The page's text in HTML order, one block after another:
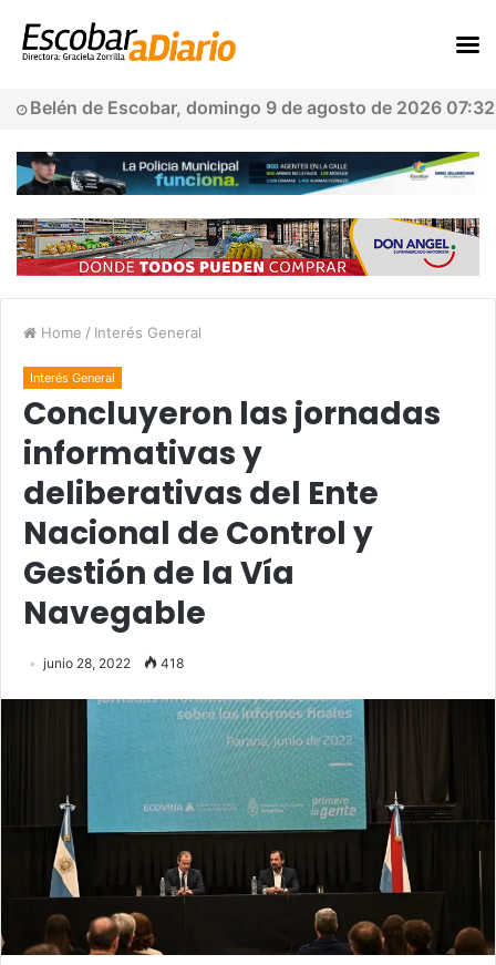
Belén de Escobar, domingo 9 de agosto de 2026 07:32
Home / Interés General
Interés General
Concluyeron las jornadas
informativas y
deliberativas del Ente
Nacional de Control y
Gestión de la Vía
Navegable
junio 28, 2022 418